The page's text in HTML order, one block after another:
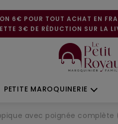
6€ POUR TOUT ACHAT EN
3€ DE RÉDUCTION SUR LA
PETITE MAROQUINERIE
avec poignée